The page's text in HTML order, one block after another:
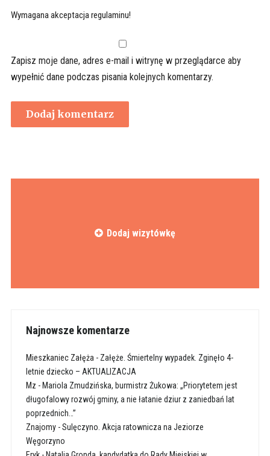
Wymagana akceptacja regulaminu!
Zapisz moje dane, adres e-mail i witrynę w przeglądarce aby
wypełnić dane podczas pisania kolejnych komentarzy.
Dodaj wizytówkę
Najnowsze komentarze
Mieszkaniec Załęża - Załęże. Śmiertelny wypadek. Zginęło 4-
letnie dziecko – AKTUALIZACJA
Mz - Mariola Zmudzińska, burmistrz Żukowa: „Priorytetem jest
długofalowy rozwój gminy, a nie łatanie dziur z zaniedbań lat
poprzednich…”
Znajomy-Sulęczyno. Akcja ratownicza na Jeziorze
Węgorzyno